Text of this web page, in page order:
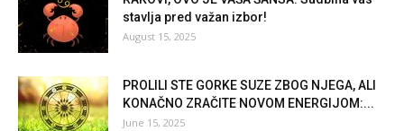
stavlja pred važan izbor!
August 15, 2025
PROLILI STE GORKE SUZE ZBOG NJEGA, ALI
KONAČNO ZRAČITE NOVOM ENERGIJOM:...
June 15, 2025